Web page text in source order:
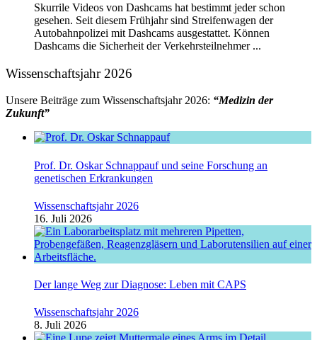
Skurrile Videos von Dashcams hat bestimmt jeder schon
gesehen. Seit diesem Frühjahr sind Streifenwagen der
Autobahnpolizei mit Dashcams ausgestattet. Können
Dashcams die Sicherheit der Verkehrsteilnehmer ...
Wissenschaftsjahr 2026
Unsere Beiträge zum Wissenschaftsjahr 2026: “Medizin der
Zukunft”
Prof. Dr. Oskar Schnappauf und seine Forschung an
genetischen Erkrankungen
Wissenschaftsjahr 2026
16. Juli 2026
Der lange Weg zur Diagnose: Leben mit CAPS
Wissenschaftsjahr 2026
8. Juli 2026